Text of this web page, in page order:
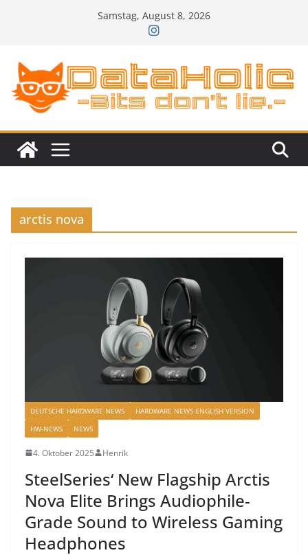
Samstag, August 8, 2026
arctis nova
DEUTSCHE HARDWARE NEWS
HARDWARE NEWS ENGLISH VERSION
HW-NEWS
NEWS
4. Oktober 2025 Henrik
SteelSeries‘ New Flagship Arctis
Nova Elite Brings Audiophile-
Grade Sound to Wireless Gaming
Headphones